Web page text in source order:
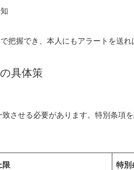
把握でき、本人にもアラートを送れ
具体策
させる必要があります。特別条項
限 特別